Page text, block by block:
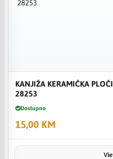
KANJIŽA KERAMIČKA
28253
Dostupno
15,00 KM